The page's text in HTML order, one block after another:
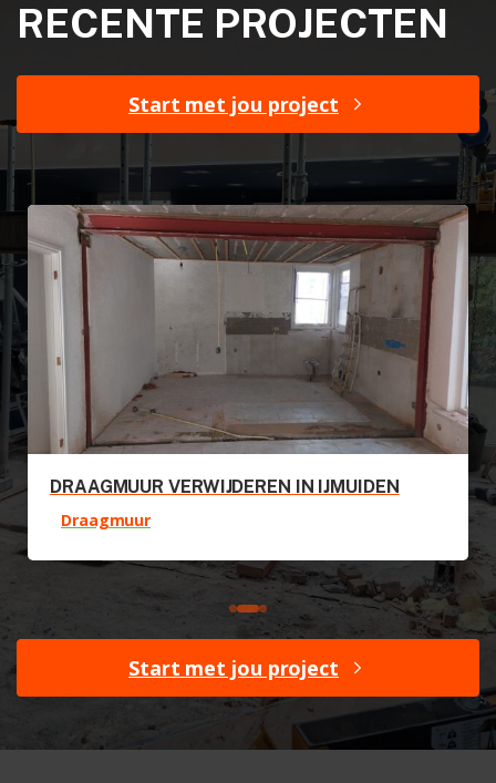
RECENTE PROJECTEN
Start met jou project
DRAAGMUUR VERWIJDEREN IN IJMUIDEN
DEURSPARING ZAGEN
DRAAGMUUR VERWIJDEREN THOLEN
Draagmuur
DRAAGMUUR VERWIJDEREN IN IJMUIDEN
Draagmuur
Start met jou project